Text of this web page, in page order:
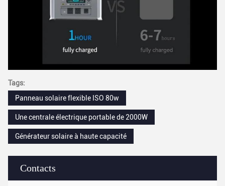
Contacts
Tags:
Panneau solaire flexible ISO 80w
Une centrale électrique portable de 2000W
Générateur solaire à haute capacité